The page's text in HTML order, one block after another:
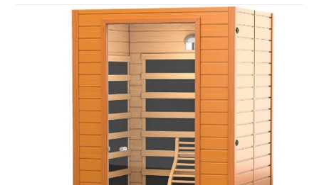
la sueur. Pendant ce temps, l’intérieur est également
équipé de sièges confortables et de systèmes
d’éclairage, permettant aux utilisateurs de se
détendre et de se reposer facilement. La structure
globale est stable, sûre et fiable, ce qui en fait un
choix idéal pour la détente familiale et la
préservation de la santé. Tout en profitant de la
vapeur, vous pouvez également ressentir la fusion
parfaite entre nature et santé.